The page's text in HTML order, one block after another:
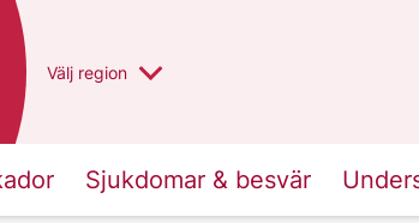
Du har valt region
Välj en annan
region
Sjukdomar & besvär